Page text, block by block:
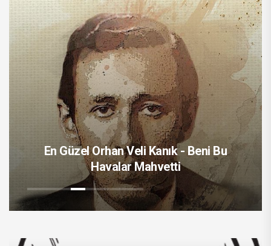
En Güzel Orhan Veli Kanık - Beni Bu
Havalar Mahvetti